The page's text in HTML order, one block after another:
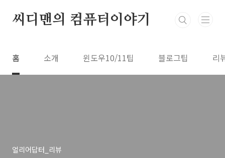
씨디맨의 컴퓨터이야기
홈 소개 윈도우10/11팁 블로그팁 리
얼리어답터_리뷰